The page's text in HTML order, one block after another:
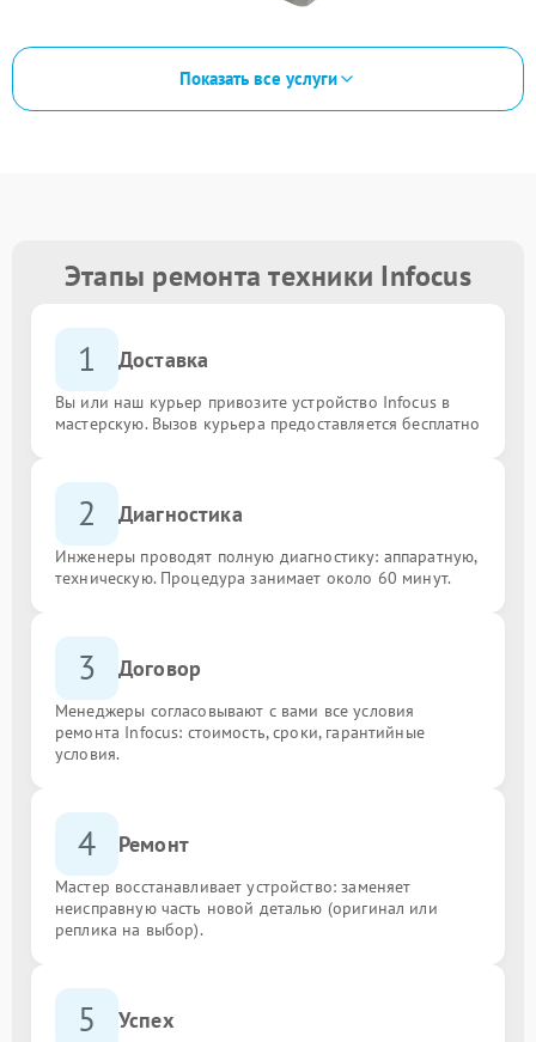
Показать все услуги
Этапы ремонта техники Infocus
1 Доставка
Вы или наш курьер привозите устройство Infocus в
мастерскую. Вызов курьера предоставляется бесплатно
2 Диагностика
Инженеры проводят полную диагностику: аппаратную,
техническую. Процедура занимает около 60 минут.
3 Договор
Менеджеры согласовывают с вами все условия
ремонта Infocus: стоимость, сроки, гарантийные
условия.
4 Ремонт
Мастер восстанавливает устройство: заменяет
неисправную часть новой деталью (оригинал или
реплика на выбор).
5 Успех